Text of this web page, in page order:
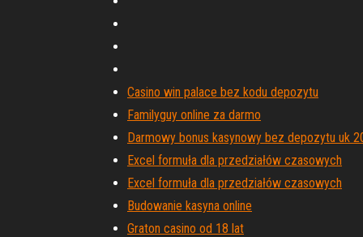
Casino win palace bez kodu depozytu
Familyguy online za darmo
Darmowy bonus kasynowy bez depozytu uk
Excel formuła dla przedziałów czasowych
Excel formuła dla przedziałów czasowych
Budowanie kasyna online
Graton casino od 18 lat